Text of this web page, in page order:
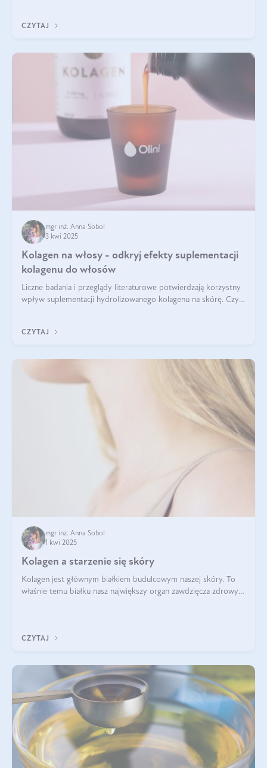
CZYTAJ
mgr inż. Anna Sobol
3 kwi 2025
Kolagen na włosy - odkryj efekty suplementacji
kolagenu do włosów
Liczne badania i przeglądy literaturowe potwierdzają korzystny
wpływ suplementacji hydrolizowanego kolagenu na skórę. Czy
CZYTAJ
mgr inż. Anna Sobol
1 kwi 2025
Kolagen a starzenie się skóry
Kolagen jest głównym białkiem budulcowym naszej skóry. To
właśnie temu białku nasz największy organ zawdzięcza zdrowy
CZYTAJ